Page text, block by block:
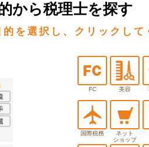
から税理士を探す
を選択し、クリックして
FC 美容
国際税務
ネット
ショップ